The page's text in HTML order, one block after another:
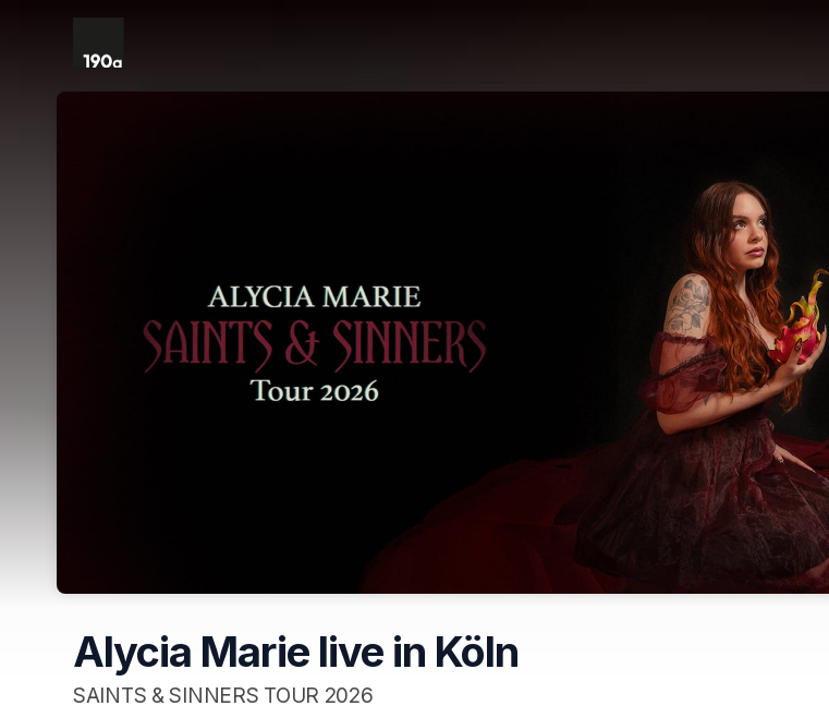
Skip header
Alycia Marie live in Köln
SAINTS & SINNERS TOUR 2026